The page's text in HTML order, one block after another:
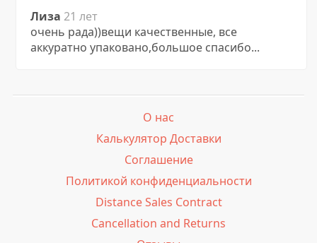
Лиза 21 лет
очень рада))вещи качественные, все
аккуратно упаковано,большое спасибо...
О нас
Калькулятор Доставки
Соглашение
Политикой конфиденциальности
Distance Sales Contract
Cancellation and Returns